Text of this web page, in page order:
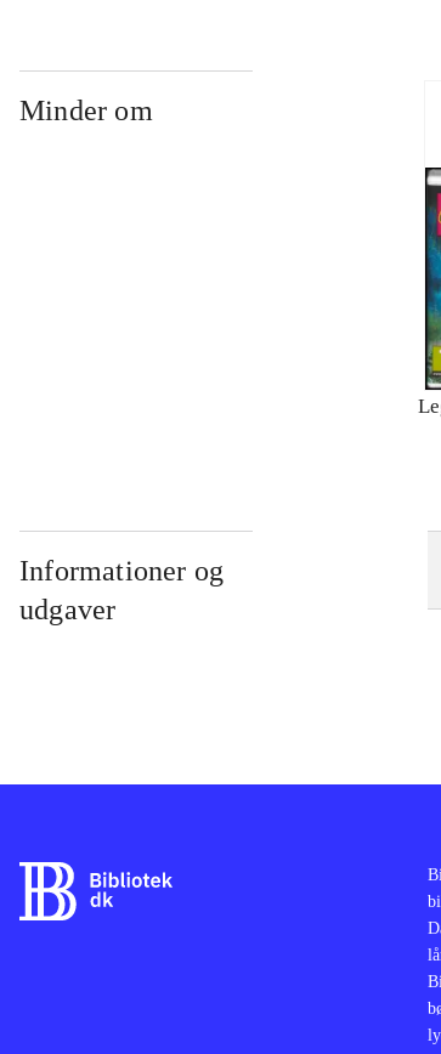
Minder om
Informationer og
udgaver